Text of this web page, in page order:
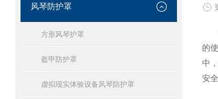
风琴防护罩
方形风琴护罩
盔甲防护罩
虚拟现实体验设备风琴防护罩
青
的
中
安全